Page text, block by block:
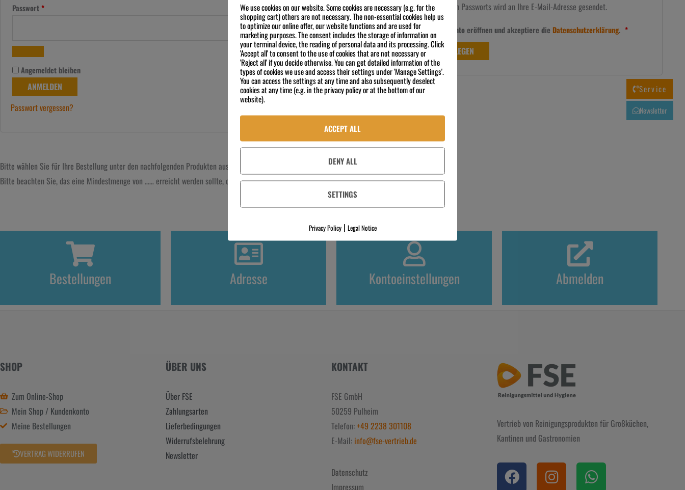
Passwort*
Angemeldet bleiben
ANMELDEN
Passwort vergessen?
Ein Link zum Erstellen eines neuen Passworts wird an Ihre E-Mail-Adresse gesendet.
Ja, ich möchte ein Kundenkonto eröffnen und akzeptiere die Datenschutzerklärung. *Erforderlich
NEUES KUNDENKONTO ANLEGEN
Bitte wählen Sie für Ihre Bestellung unter den nachfolgenden Produkten aus. Der Streichpreis dient als Orientierung.
Bitte beachten Sie, das eine Mindestmenge von …… erreicht werden sollte, damit keine zusätzlichen Versandkosten entstehen.
Bestellungen Adresse Kontoeinstellungen Abmelden
SHOP
Zum Online-Shop
Mein Shop / Kundenkonto
Meine Bestellungen
VERTRAG WIDERRUFEN
ÜBER UNS
Über FSE
Zahlungsarten
Lieferbedingungen
Widerrufsbelehrung
Newsletter
KONTAKT
FSE GmbH
50259 Pulheim
Telefon:+49 2238 301108
E-Mail: info@fse-vertrieb.de
Datenschutz
Impressum
Vertrieb von Reinigungsprodukten für Großküchen,
Kantinen und Gastronomien
F
a
I
n
W
h
We use cookies on our website. Some cookies are necessary (e.g. for the
shopping cart) others are not necessary. The non-essential cookies help us
to optimize our online offer, our website functions and are used for
marketing purposes. The consent includes the storage of information on
your terminal device, the reading of personal data and its processing. Click
'Accept all' to consent to the use of cookies that are not necessary or
'Reject all' if you decide otherwise. You can get detailed information of the
types of cookies we use and access their settings under 'Manage Settings'.
You can access the settings at any time and also subsequently deselect
cookies at any time (e.g. in the privacy policy or at the bottom of our
website).
ACCEPT ALL
DENY ALL
SETTINGS
Privacy Policy| Legal Notice
Service
Newsletter